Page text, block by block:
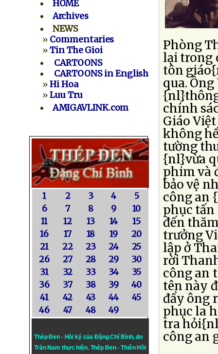
HOME
Archives
NEWS
» Commentaries
»Tin The Gioi
CARTOONS
CARTOONS in English
»Hi Hoa
»Luu Tru
AMIGAVLINK.com
1 2 3 4
5
6
7 8 9
10
11
12 13 14
15
16
17 18 19
20
21
22 23 24
25
26
27 28 29
30
31
32 33 34
35
36
37 38 39
40
41
42 43 44
45
46
47 48 49
Thép Đen - Hồi ký của Đặng Chí Bình, do
Trần Nam thực hiện. Thép Đen- Thiên Hồi
Phòng
lại trong
tôn
qua.
chính
Giáo
không
tường
{nl}vừa
phim và
bảo vệ
công an
phục tấn
đến
trưởng
lập ở
rời
công an
tên này
đẩy ông
phục la
tra
công an